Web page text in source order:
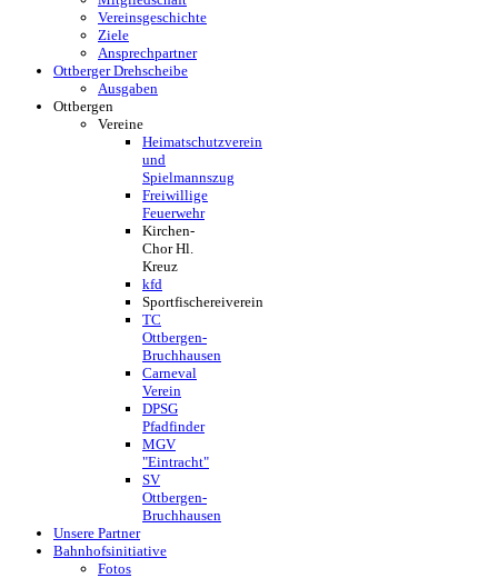
Vereinsgeschichte
Ziele
Ansprechpartner
Ottberger Drehscheibe
Ausgaben
Ottbergen
Vereine
Heimatschutzverein
und
Spielmannszug
Freiwillige
Feuerwehr
Kirchen-
Chor Hl.
Kreuz
kfd
Sportfischereiverein
TC
Ottbergen-
Bruchhausen
Carneval
Verein
DPSG
Pfadfinder
MGV
"Eintracht"
SV
Ottbergen-
Bruchhausen
Unsere Partner
Bahnhofsinitiative
Fotos